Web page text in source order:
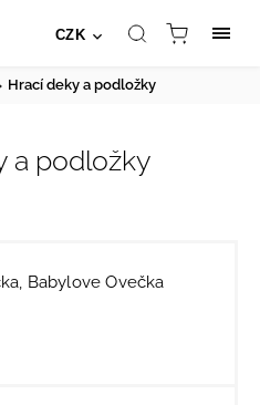
CZK
Hrací deky a podložky
a podložky
Babylove Ovečka